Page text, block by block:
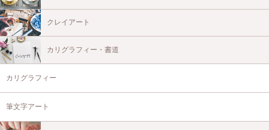
クレイアート
カリグラフィー・書道
カリグラフィー
筆文字アート